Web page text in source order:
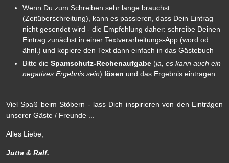
Wenn Du zum Schreiben sehr lange brauchst
(Zeitüberschreitung), kann es passieren, dass Dein Eintrag
nicht gesendet wird - die Empfehlung daher: schreibe Deinen
Eintrag zunächst in einer Textverarbeitungs-App (word od.
ähnl.) und kopiere den Text dann einfach in das Gästebuch
Bitte die Spamschutz-Rechenaufgabe (ja, es kann auch ein
negatives Ergebnis sein) lösen und das Ergebnis eintragen
...
Viel Spaß beim Stöbern - lass Dich inspirieren von den Einträgen
unserer Gäste / Freunde ...
Alles Liebe,
Jutta & Ralf.